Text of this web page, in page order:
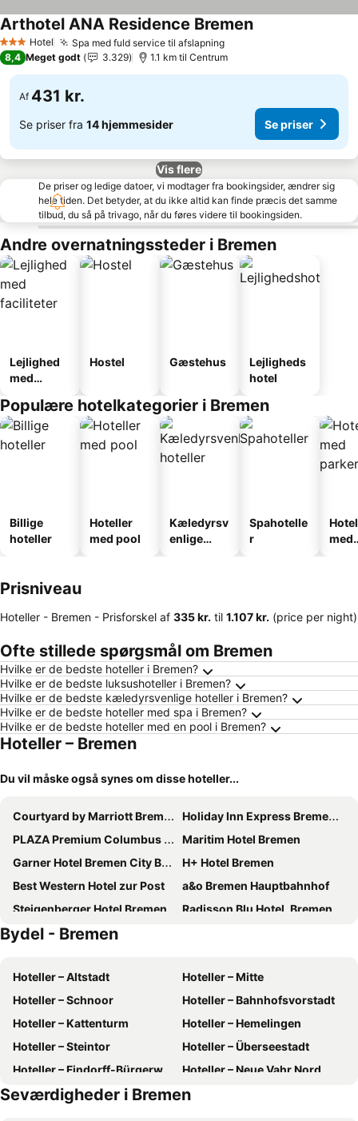
3 StjernerHotel Spa med fuld service til afslapning
Arthotel ANA Residence Bremen
8,4 Meget godt 3.329 1.1 km til Centrum
Af 431 kr.
Se priser fra 14 hjemmesider Se priser
Vis flere
De priser og ledige datoer, vi modtager fra bookingsider, ændrer sig
hele tiden. Det betyder, at du ikke altid kan finde præcis det samme
tilbud, du så på trivago, når du føres videre til bookingsiden.
Andre overnatningssteder i Bremen
Lejlighed
med
Hostel Gæstehus
Lejligheds
hotel
Populære hotelkategorier i Bremen
Billige
hoteller
Hoteller
med pool
Kæledyrsv
enlige
Spahotelle
r
med
Prisniveau
Hoteller - Bremen - Prisforskel af ‎335 kr. til ‎1.107 kr. (price per night)
Ofte stillede spørgsmål om Bremen
Hvilke er de bedste hoteller i Bremen?
Hvilke er de bedste luksushoteller i Bremen?
Hvilke er de bedste kæledyrsvenlige hoteller i Bremen?
Hvilke er de bedste hoteller med spa i Bremen?
Hvilke er de bedste hoteller med en pool i Bremen?
Hoteller – Bremen
Du vil måske også synes om disse hoteller...
Courtyard by Marriott Bremen
Holiday Inn Express Bremen Airport By Ihg
PLAZA Premium Columbus Bremen
Maritim Hotel Bremen
Garner Hotel Bremen City By Ihg
H+ Hotel Bremen
Best Western Hotel zur Post
a&o Bremen Hauptbahnhof
Steigenberger Hotel Bremen
Radisson Blu Hotel, Bremen
ibis budget Bremen City Center
Dorint City-Hotel Bremen
Motel One Bremen
ACHAT Hotel Bremen City
Parkhotel Bremen – ein Mitglied der Hommage Luxury Hotels Collection
Pentahotel Bremen
IntercityHotel Bremen
MEININGER Hotel Bremen Hauptbahnhof
Garner Hotel Bremen North by IHG
Holiday Inn - The Niu, Crusoe Bremen Airport By Ihg
John & Will Silo-Hotel by Guldsmeden
B&B Hotel Bremen-Altstadt
ATLANTIC Grand Hotel Bremen
Bydel - Bremen
Hoteller – Altstadt
Hoteller – Mitte
Hoteller – Schnoor
Hoteller – Bahnhofsvorstadt
Hoteller – Kattenturm
Hoteller – Hemelingen
Hoteller – Steintor
Hoteller – Überseestadt
Hoteller – Findorff-Bürgerweide
Hoteller – Neue Vahr Nord
Hoteller – Bürgerpark
Seværdigheder i Bremen